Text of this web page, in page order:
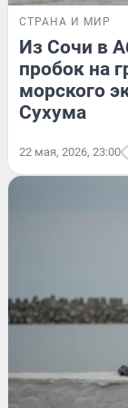
СТРАНА И МИР
Из Сочи в
пробок на
морского
Сухума
22 мая, 2026, 23:00